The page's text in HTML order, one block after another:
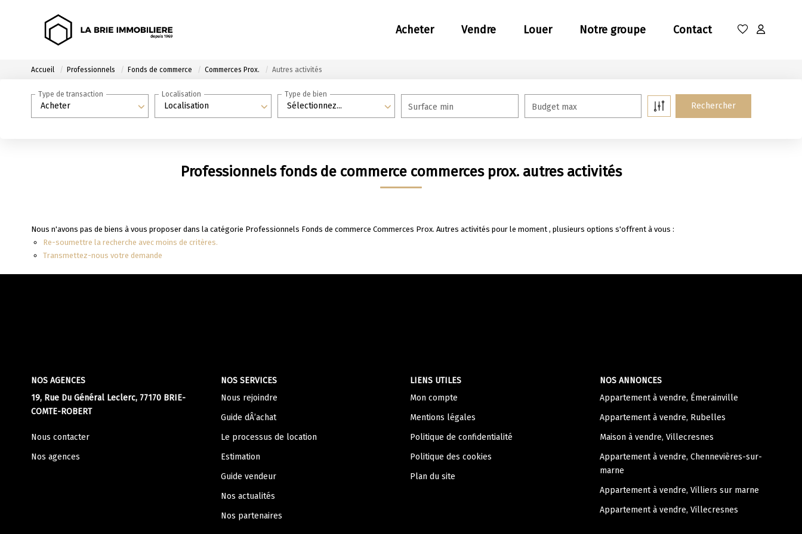
Acheter Vendre Louer Notre groupe Contact
Accueil Professionnels Fonds de commerce Commerces Prox. Autres activités
Acheter
Type de transaction
Localisation
Localisation
Sélectionnez...
Type de bien
Surface min Budget max
Professionnels fonds de commerce commerces prox. autres activités
Nous n'avons pas de biens à vous proposer dans la catégorie Professionnels Fonds de commerce Commerces Prox. Autres activités pour le moment , plusieurs options s'offrent à vous :
Re-soumettre la recherche avec moins de critères.
Transmettez-nous votre demande
NOS AGENCES
19, Rue Du Général Leclerc, 77170 BRIE-
COMTE-ROBERT
Nous contacter
Nos agences
NOS SERVICES
Nous rejoindre
Guide dÂ’achat
Le processus de location
Estimation
Guide vendeur
Nos actualités
Nos partenaires
LIENS UTILES
Mon compte
Mentions légales
Politique de confidentialité
Politique des cookies
Plan du site
NOS ANNONCES
Appartement à vendre, Émerainville
Appartement à vendre, Rubelles
Maison à vendre, Villecresnes
Appartement à vendre, Chennevières-sur-
marne
Appartement à vendre, Villiers sur marne
Appartement à vendre, Villecresnes